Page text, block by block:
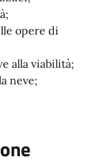
opere di
alla viabilità;
neve;